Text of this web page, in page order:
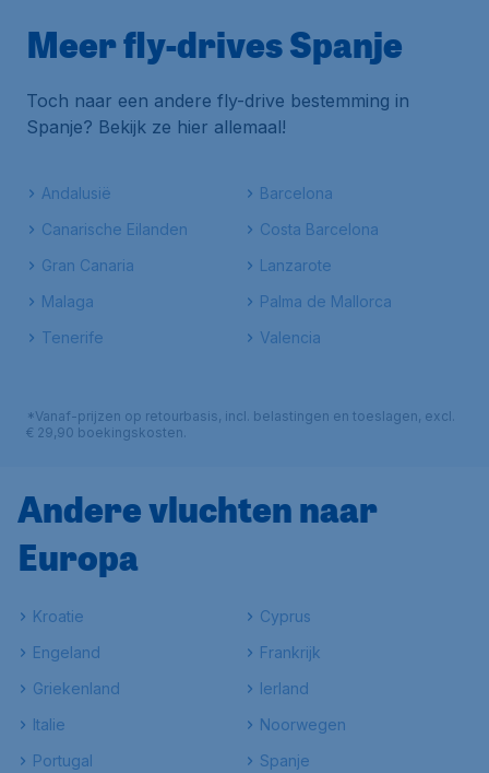
Meer fly-drives Spanje
Toch naar een andere fly-drive bestemming in
Spanje? Bekijk ze hier allemaal!
Andalusië
Barcelona
Canarische Eilanden
Costa Barcelona
Gran Canaria
Lanzarote
Malaga
Palma de Mallorca
Tenerife
Valencia
*Vanaf-prijzen op retourbasis, incl. belastingen en toeslagen, excl.
€ 29,90 boekingskosten.
Andere vluchten naar
Europa
Kroatie
Cyprus
Engeland
Frankrijk
Griekenland
Ierland
Italie
Noorwegen
Portugal
Spanje